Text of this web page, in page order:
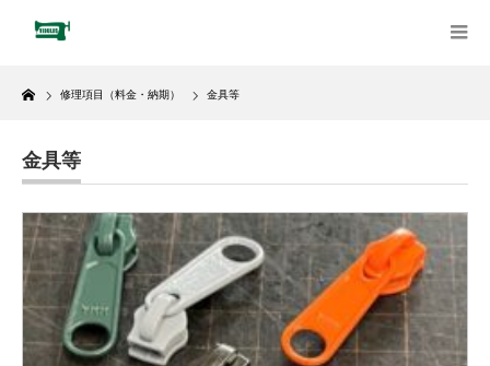
Home
修理項目（料金・納期） 金具等
金具等